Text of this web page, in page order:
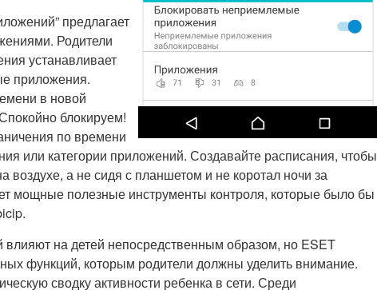
предлагает
Родители
устанавливает
приложения.
в новой
блокируем!
по времени
или категории приложений. Создавайте расписания, чтобы
а не сидя с планшетом и не коротал ночи за
мощные полезные инструменты контроля, которые было бы
влияют на детей непосредственным образом, но ESET
функций, которым родители должны уделить внимание.
сводку активности ребенка в сети. Среди